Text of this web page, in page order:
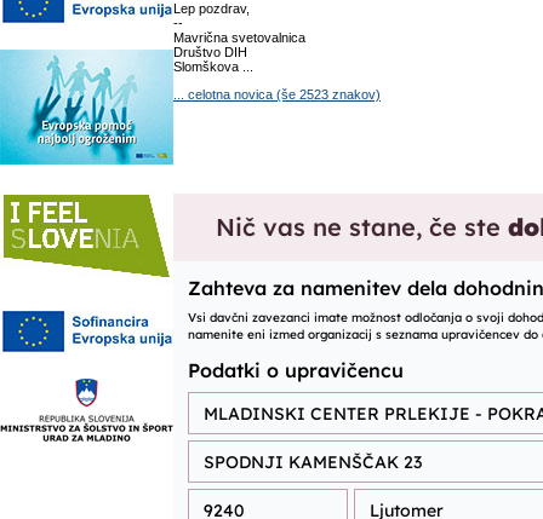
Lep pozdrav,
--
Mavrična svetovalnica
Društvo DIH
Slomškova ...
... celotna novica (še 2523 znakov)